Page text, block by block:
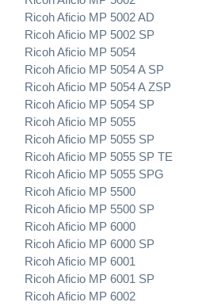
Ricoh Aficio MP 5002 AD
Ricoh Aficio MP 5002 SP
Ricoh Aficio MP 5054
Ricoh Aficio MP 5054 A SP
Ricoh Aficio MP 5054 A ZSP
Ricoh Aficio MP 5054 SP
Ricoh Aficio MP 5055
Ricoh Aficio MP 5055 SP
Ricoh Aficio MP 5055 SP TE
Ricoh Aficio MP 5055 SPG
Ricoh Aficio MP 5500
Ricoh Aficio MP 5500 SP
Ricoh Aficio MP 6000
Ricoh Aficio MP 6000 SP
Ricoh Aficio MP 6001
Ricoh Aficio MP 6001 SP
Ricoh Aficio MP 6002